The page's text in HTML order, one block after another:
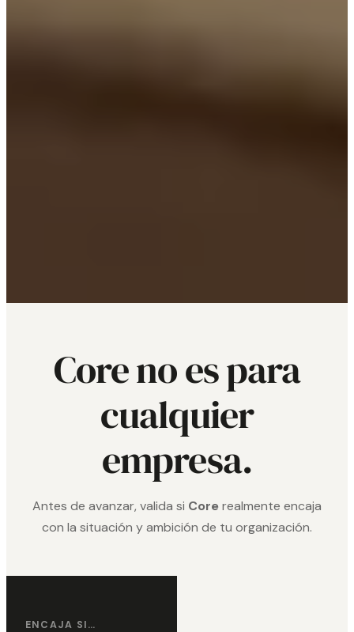
Core no es para
cualquier
empresa.
Antes de avanzar, valida si Core realmente encaja
con la situación y ambición de tu organización.
ENCAJA SI…